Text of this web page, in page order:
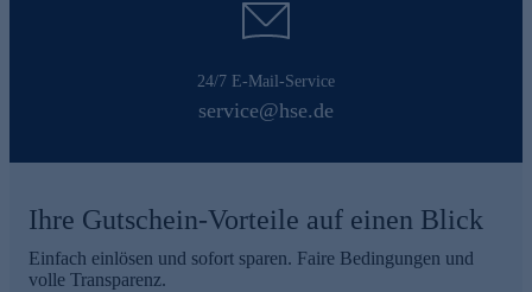
24/7 E-Mail-Service
service@hse.de
Ihre Gutschein-Vorteile auf einen Blick
Einfach einlösen und sofort sparen. Faire Bedingungen und
volle Transparenz.